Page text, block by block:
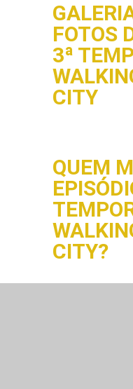
FOTOS
3ª
CITY
QUEM
CITY?